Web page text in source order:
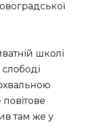
школі
там же у